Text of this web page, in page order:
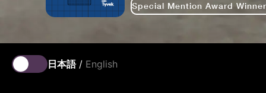
Special Mention Award Winner
日本語/ English